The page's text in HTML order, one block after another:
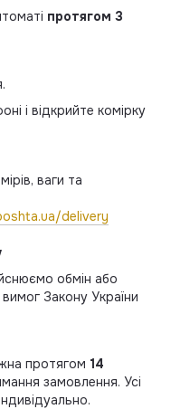
протягом 3
і відкрийте комірку
ваги та
delivery
обмін або
Закону України
протягом 14
замовлення. Усі